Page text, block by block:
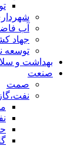
آب
جهاد
توسعه
بهداشت و
صنعت
صمت